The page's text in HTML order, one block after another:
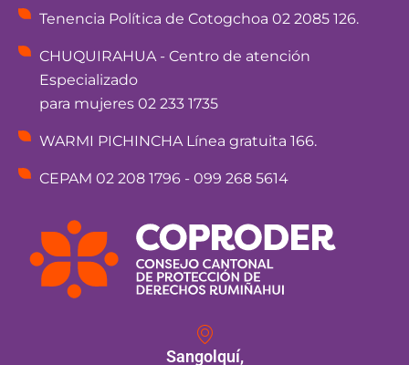
Tenencia Política de Cotogchoa 02 2085 126.
CHUQUIRAHUA - Centro de atención
Especializado
para mujeres 02 233 1735
WARMI PICHINCHA Línea gratuita 166.
CEPAM 02 208 1796 - 099 268 5614
Sangolquí,